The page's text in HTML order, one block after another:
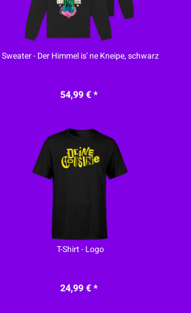
Sweater - Der Himmel is' ne Kneipe, schwarz
54,99 € *
T-Shirt - Logo
24,99 € *